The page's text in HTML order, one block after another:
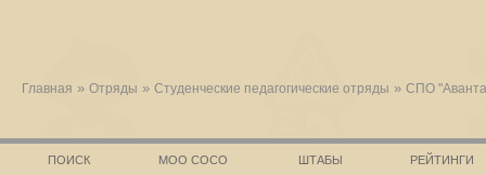
Главная » Отряды » Студенческие педагогические отряды » СПО
ПОИСК МОО СОСО ШТАБЫ РЕЙТИНГИ